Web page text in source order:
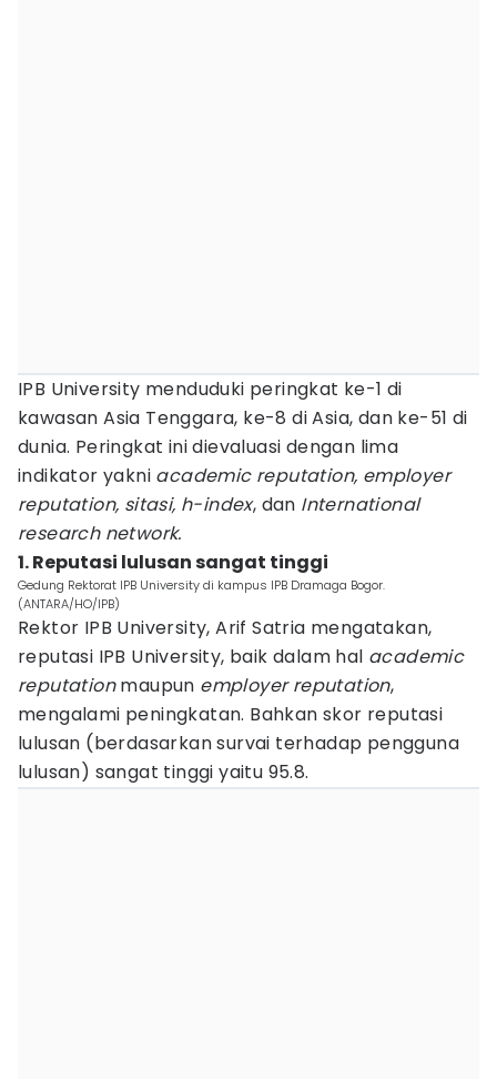
IPB University menduduki peringkat ke-1 di
kawasan Asia Tenggara, ke-8 di Asia, dan ke-51 di
dunia. Peringkat ini dievaluasi dengan lima
indikator yakni academic reputation, employer
reputation, sitasi, h-index, dan International
research network.
1. Reputasi lulusan sangat tinggi
Gedung Rektorat IPB University di kampus IPB Dramaga Bogor.
(ANTARA/HO/IPB)
Rektor IPB University, Arif Satria mengatakan,
reputasi IPB University, baik dalam hal academic
reputationmaupun employer reputation,
mengalami peningkatan. Bahkan skor reputasi
lulusan (berdasarkan survai terhadap pengguna
lulusan) sangat tinggi yaitu 95.8.